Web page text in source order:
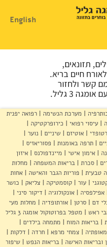
English
תזונאים,
חיים בריא.
קשר ולחזור
3 גליל.
מערכת הנשימה
רפואה יפנית
עיסוי רפואי
כירופרקטיקה
אוטיזם שיניים
נוער
תרפה באומנות
פסוריאזיס
אימון אישי מיינדפולנס
איזון
סכרת בריאות המשפחה
מחלות
טבעית פוריות הגבר והאישה
אחות
עור קוסמטיקה צליאק
כושר
אפילפסיה אונקולוגיה
דיקור סיני
דם סרטן אורתופדיה
מחלות מעי
ראש
מטפל בפרוטוקול אומגה 3 גליל
בריאות המוח
מתמחה בילדים
צמחי מרפא חרדה
דלקות
ובריאות האישה בריאות הנפש
שיפור